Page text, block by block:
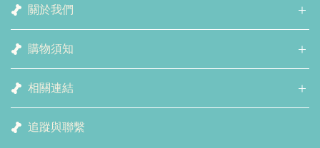
關於我們
購物須知
相關連結
追蹤與聯繫